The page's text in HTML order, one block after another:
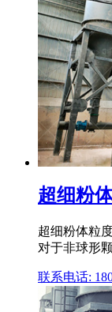
超细粉
超细粉体粒
对于非球形
联系电话: